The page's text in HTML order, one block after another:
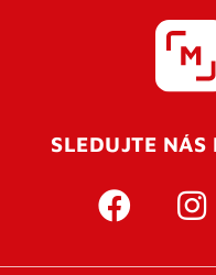
SLEDUJTE NÁS